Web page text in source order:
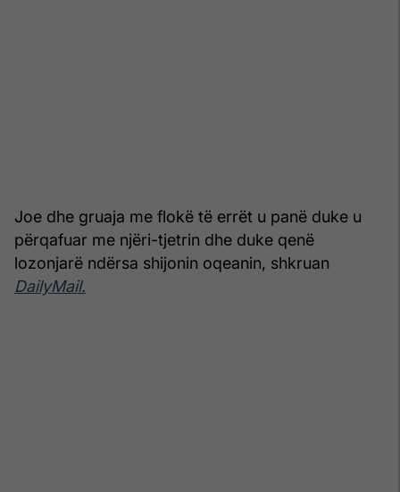
Joe dhe gruaja me flokë të errët u panë duke u
përqafuar me njëri-tjetrin dhe duke qenë
lozonjarë ndërsa shijonin oqeanin, shkruan
DailyMail.